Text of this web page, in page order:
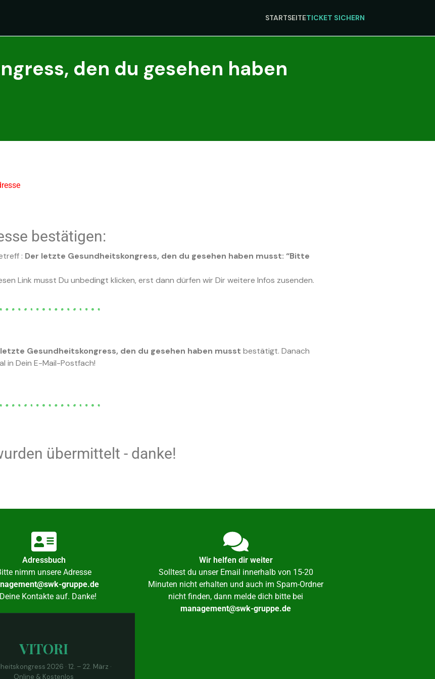
STARTSEITETICKET SICHERN
den du gesehen haben
bestätigen:
: Der letzte Gesundheitskongress, den du gesehen haben musst: “Bitte
Link musst Du unbedingt klicken, erst dann dürfen wir Dir weitere Infos zusenden.
Gesundheitskongress, den du gesehen haben musst bestätigt. Danach
in Dein E-Mail-Postfach!
übermittelt - danke!
Adressbuch
nimm unsere Adresse
gruppe.de
Kontakte auf. Danke!
VITORI
2026 · 12. – 22. März ·
Online & Kostenlos
Wir helfen dir weiter
Solltest du unser Email innerhalb von 15-20
Minuten nicht erhalten und auch im Spam-Ordner
nicht finden, dann melde dich bitte bei
management@swk-gruppe.de